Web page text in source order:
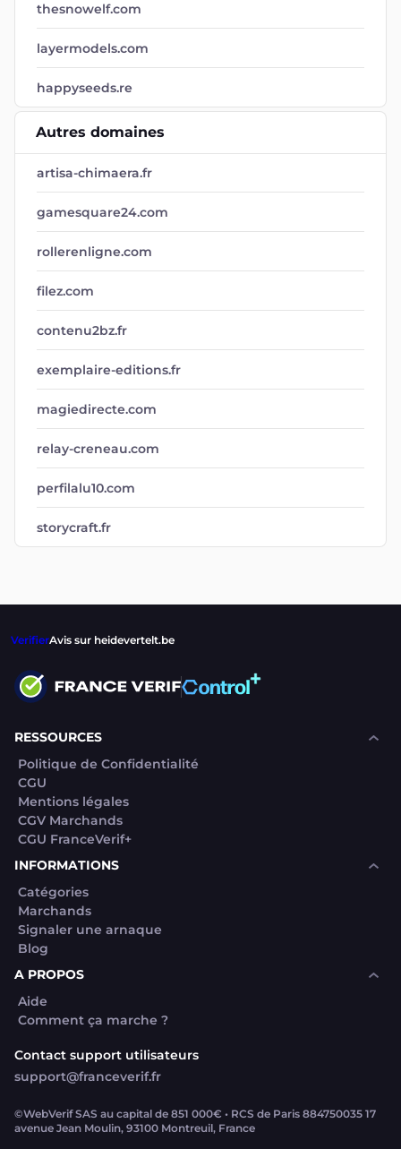
thesnowelf.com
layermodels.com
happyseeds.re
Autres domaines
artisa-chimaera.fr
gamesquare24.com
rollerenligne.com
filez.com
contenu2bz.fr
exemplaire-editions.fr
magiedirecte.com
relay-creneau.com
perfilalu10.com
storycraft.fr
VerifierAvis sur heidevertelt.be
RESSOURCES
Politique de Confidentialité
CGU
Mentions légales
CGV Marchands
CGU FranceVerif+
INFORMATIONS
Catégories
Marchands
Signaler une arnaque
Blog
A PROPOS
Aide
Comment ça marche ?
Contact support utilisateurs
support@franceverif.fr
©WebVerif SAS au capital de 851 000€ • RCS de Paris 884750035 17
avenue Jean Moulin, 93100 Montreuil, France